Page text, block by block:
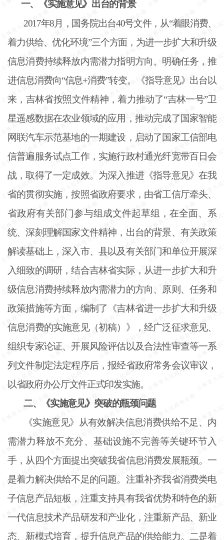
一、《实施意见》出台的背景
2017年8月，国务院出台40号文件，从“着眼消费、
着力供给、优化环境”三个方面，为进一步扩大和升级
信息消费持续释放内需潜力指明方向、明确任务，推
进信息消费向“信息+消费”转变。《指导意见》出台以
来，吉林省按照文件精神，着力推动了“吉林一号”卫
星遥感数据在农业领域的应用，推动完成了国家智能
网联汽车示范基地的一期建设，启动了国家工信部电
信普遍服务试点工作，实施行政村通光纤宽带百日会
战，取得了一定成效。为深入推进《指导意见》在我
省的贯彻实施，按照省政府要求，由省工信厅牵头、
省政府有关部门参与组成文件起草组，在全面、系
统、深刻理解国家文件精神，出台的背景、有关政策
解读基础上，深入市、县以及有关部门和单位开展深
入细致的调研，结合吉林省实际，从进一步扩大和升
级信息消费持续释放内需潜力的方向、原则、任务和
政策措施等方面，编制了《吉林省进一步扩大和升级
信息消费的实施意见（初稿）》，经广泛征求意见、
组织专家论证、开展风险评估以及合法性审查等一系
列文件制定法定程序后，报经省政府常务会议审议，
以省政府办公厅文件正式印发实施。
二、《实施意见》突破的瓶颈问题
《实施意见》从有效解决信息消费供给不足、内
需潜力释放不充分、基础设施不完善等关键环节入
手，从四个方面提出突破我省信息消费发展瓶颈。一
是着力解决供给不足的问题。注重补齐我省消费类电
子信息产品短板，注重支持具有我省优势和特色的新
一代信息技术产品研发和产业化，注重新产品、新业
态、新模式培育，提升信息产品的供给能力。二是着